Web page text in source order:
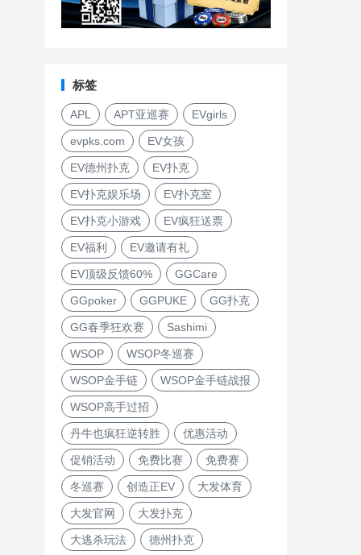
标签
APL APT亚巡赛 EVgirls
evpks.com EV女孩
EV德州扑克 EV扑克
EV扑克娱乐场 EV扑克室
EV扑克小游戏 EV疯狂送票
EV福利 EV邀请有礼
EV顶级反馈60% GGCare
GGpoker GGPUKE GG扑克
GG春季狂欢赛 Sashimi
WSOP WSOP冬巡赛
WSOP金手链 WSOP金手链战报
WSOP高手过招
丹牛也疯狂逆转胜 优惠活动
促销活动 免费比赛 免费赛
冬巡赛 创造正EV 大发体育
大发官网 大发扑克
大逃杀玩法 德州扑克